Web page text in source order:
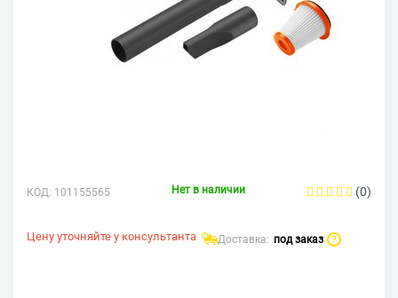
КОД: 101155565 Нет в наличии (0)
Цену уточняйте у консультанта Доставка: под заказ ?